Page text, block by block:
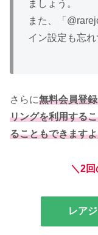
ましょう。
また、「
イン設定も忘れ
さらに無料会員登
リングを利用する
ることもできます
＼2
レア